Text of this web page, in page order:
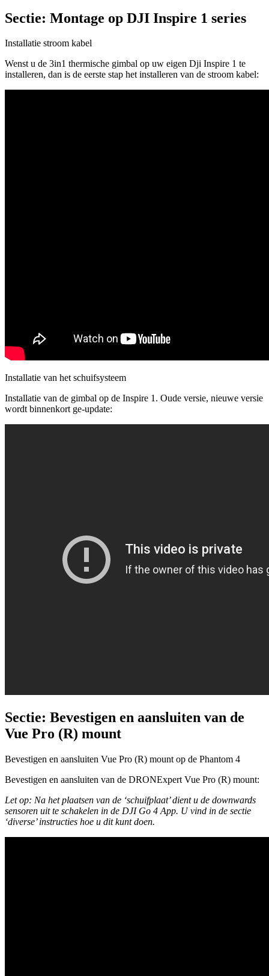
Sectie: Montage op DJI Inspire 1 series
Installatie stroom kabel
Wenst u de 3in1 thermische gimbal op uw eigen Dji Inspire 1 te
installeren, dan is de eerste stap het installeren van de stroom kabel:
Installatie van het schuifsysteem
Installatie van de gimbal op de Inspire 1. Oude versie, nieuwe versie
wordt binnenkort ge-update:
Sectie: Bevestigen en aansluiten van de
Vue Pro (R) mount
Bevestigen en aansluiten Vue Pro (R) mount op de Phantom 4
Bevestigen en aansluiten van de DRONExpert Vue Pro (R) mount:
Let op: Na het plaatsen van de ‘schuifplaat’ dient u de downwards
sensoren uit te schakelen in de DJI Go 4 App. U vind in de sectie
‘diverse’ instructies hoe u dit kunt doen.